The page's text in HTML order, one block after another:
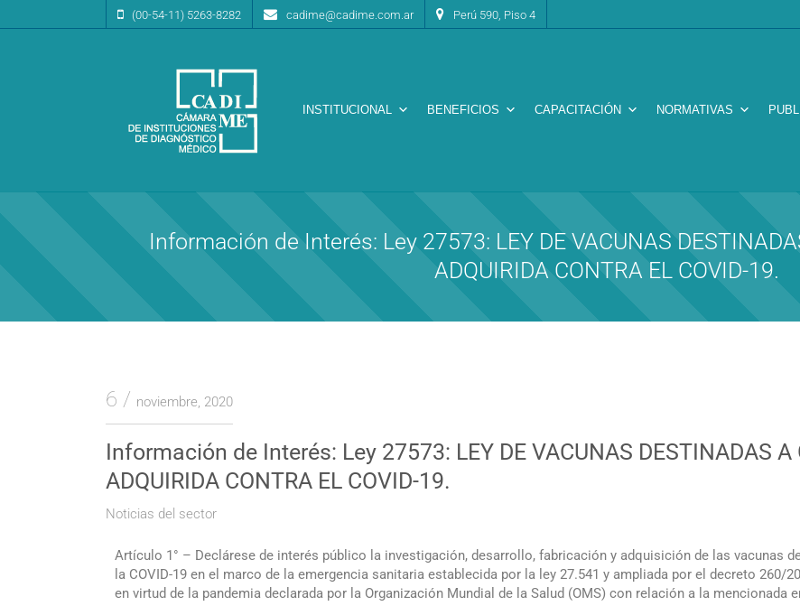
(00-54-11) 5263-8282 cadime@cadime.com.ar Perú 590, Piso 4
CA.DI.ME.
Cámara de Instituciones de Diagnóstico Médico
INSTITUCIONAL BENEFICIOS CAPACITACIÓN NORMATIVAS
Información de Interés: Ley 27573: LEY DE VACUNAS
ADQUIRIDA CONTRA EL COVID-19.
6 noviembre, 2020
Información de Interés: Ley 27573: LEY DE VACUNAS DESTINADAS A
ADQUIRIDA CONTRA EL COVID-19.
Noticias del sector
Artículo 1° – Declárese de interés público la investigación, desarrollo, fabricación y adquisición de las vacunas
la COVID-19 en el marco de la emergencia sanitaria establecida por la ley 27.541 y ampliada por el decreto
en virtud de la pandemia declarada por la Organización Mundial de la Salud (OMS) con relación a la mencionada